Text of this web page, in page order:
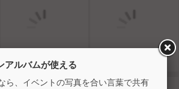
アルバムが使える
ら、イベントの写真を合い言葉で共有